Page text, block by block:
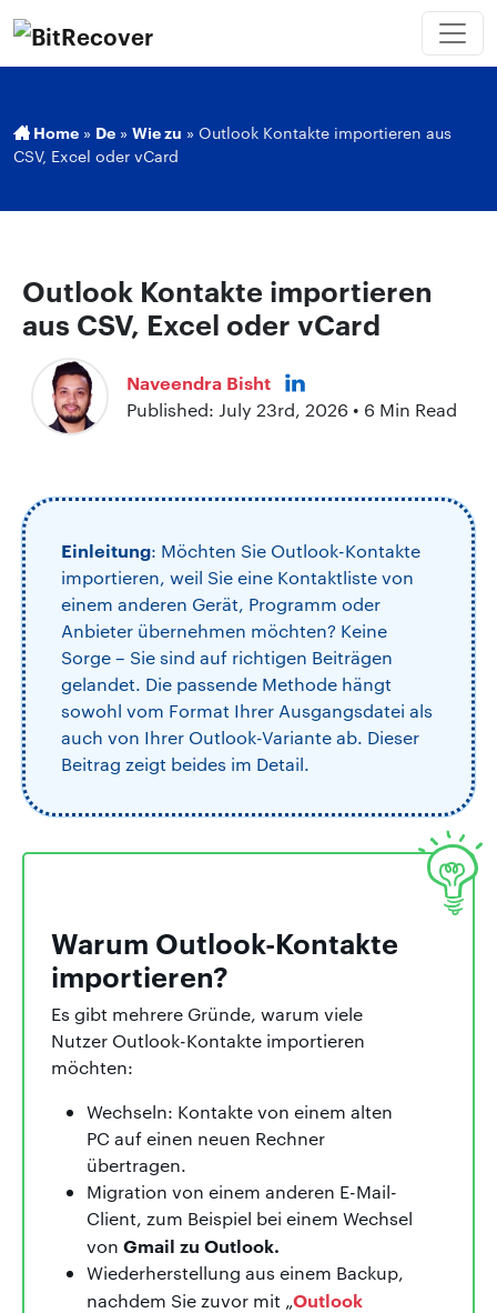
Home » De » Wie zu » Outlook Kontakte importieren aus
CSV, Excel oder vCard
Outlook Kontakte importieren
aus CSV, Excel oder vCard
Naveendra Bisht
Published: July 23rd, 2026 • 6 Min Read
Einleitung: Möchten Sie Outlook-Kontakte
importieren, weil Sie eine Kontaktliste von
einem anderen Gerät, Programm oder
Anbieter übernehmen möchten? Keine
Sorge – Sie sind auf richtigen Beiträgen
gelandet. Die passende Methode hängt
sowohl vom Format Ihrer Ausgangsdatei als
auch von Ihrer Outlook-Variante ab. Dieser
Beitrag zeigt beides im Detail.
Warum Outlook-Kontakte
importieren?
Es gibt mehrere Gründe, warum viele
Nutzer Outlook-Kontakte importieren
möchten:
Wechseln: Kontakte von einem alten
PC auf einen neuen Rechner
übertragen.
Migration von einem anderen E-Mail-
Client, zum Beispiel bei einem Wechsel
von Gmail zu Outlook.
Wiederherstellung aus einem Backup,
nachdem Sie zuvor mit „Outlook